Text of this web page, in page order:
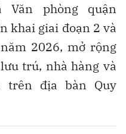
Văn phòng quận
khai giai đoạn 2 và
2026, mở rộng
trú, nhà hàng và
trên địa bàn Quy